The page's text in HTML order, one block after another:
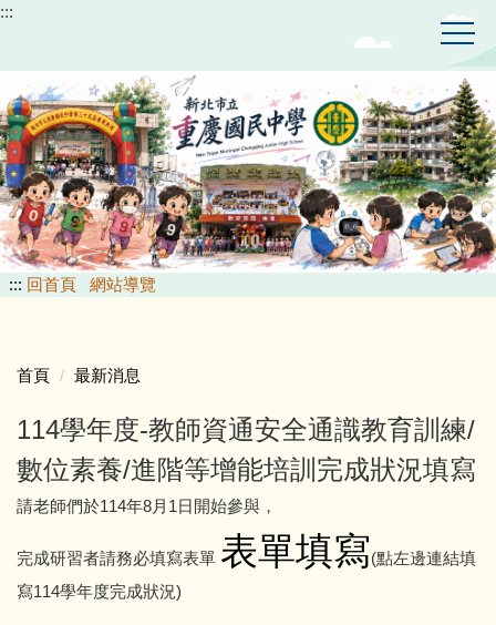
跳
內
容
區
:::
::: 回首頁 網站導覽
首頁 最新消息
114學年度-教師資通安全通識教育訓練/
數位素養/進階等增能培訓完成狀況填寫
請老師們於114年8月1日開始參與，
完成研習者請務必填寫表單 表單填寫(點左邊連結填
寫114學年度完成狀況)